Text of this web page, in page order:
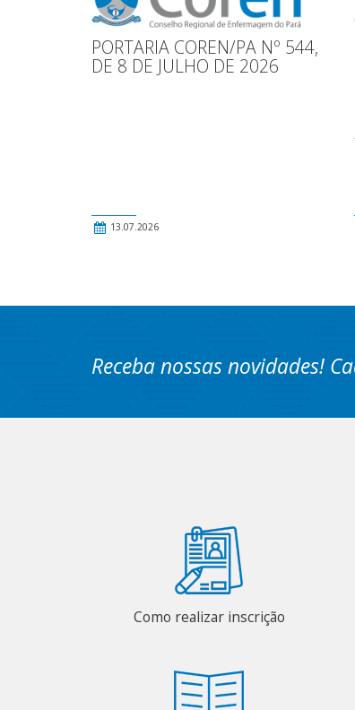
PORTARIA COREN/PA Nº 544,
DE 8 DE JULHO DE 2026
13.07.2026
Receba nossas novidades!
Como realizar inscrição